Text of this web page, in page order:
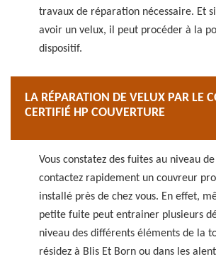
travaux de réparation nécessaire. Et
avoir un velux, il peut procéder à la
dispositif.
LA RÉPARATION DE VELUX PAR LE
CERTIFIÉ HP COUVERTURE
Vous constatez des fuites au niveau
contactez rapidement un couvreur
installé près de chez vous. En effet,
petite fuite peut entrainer plusieurs
niveau des différents éléments de la
résidez à Blis Et Born ou dans les